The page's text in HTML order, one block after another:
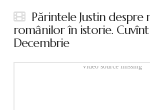
Părintele Justin despre
românilor în istorie.
Decembrie
Video source missing